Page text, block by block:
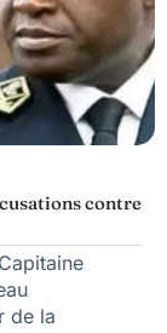
contre
de la